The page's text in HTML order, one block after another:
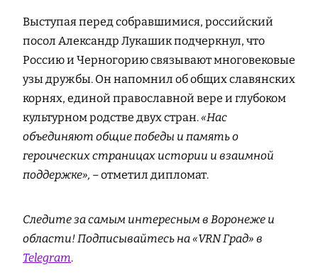
Выступая перед собравшимися, российский
посол Александр Лукашик подчеркнул, что
Россию и Черногорию связывают многовековые
узы дружбы. Он напомнил об общих славянских
корнях, единой православной вере и глубоком
культурном родстве двух стран.«Нас
объединяют общие победы и память о
героических страницах истории и взаимной
поддержке», –отметил дипломат.
Следите за самым интересным в Воронеже и
области! Подписывайтесь на «VRN Град» в
Telegram.